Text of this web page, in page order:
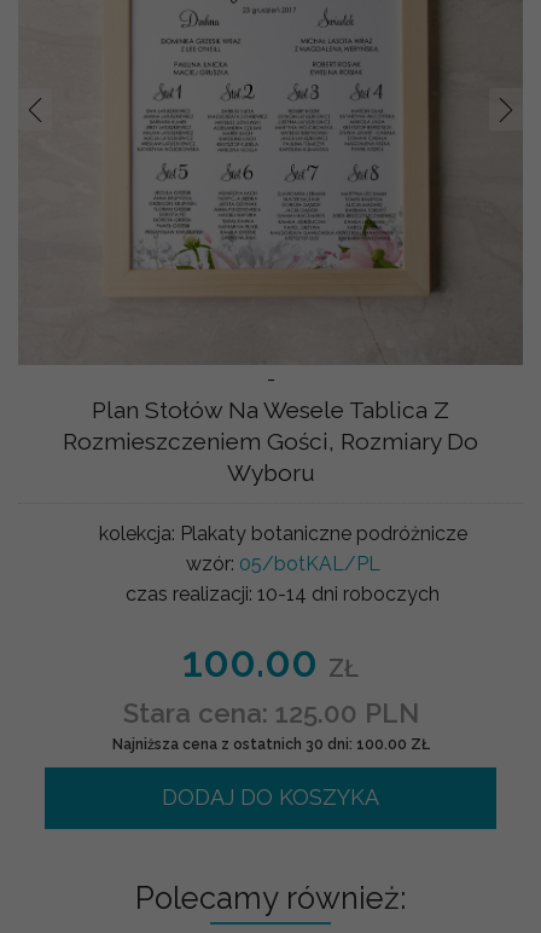
-
Prev
Plan Stołów Na Wesele Tablica Z
Rozmieszczeniem Gości, Rozmiary Do
Wyboru
kolekcja: Plakaty botaniczne podróżnicze
wzór: 05/botKAL/PL
czas realizacji: 10-14 dni roboczych
100.00 ZŁ
Stara cena: 125.00 PLN
Najniższa cena z ostatnich 30 dni: 100.00 ZŁ
DODAJ DO KOSZYKA
Polecamy również: